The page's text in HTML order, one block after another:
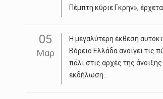
Πέμπτη κύριε Γκρην»,
05
Μαρ
Η μεγαλύτερη έκθεση
Βόρειο Ελλάδα ανοίγει τις
πάλι στις αρχές της
εκδήλωση...